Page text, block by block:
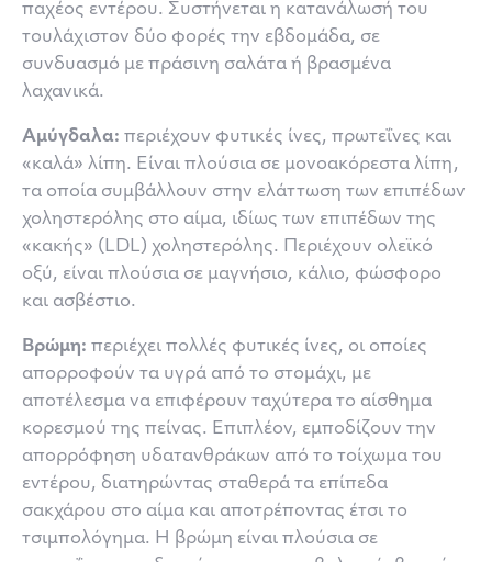
παχέος εντέρου. Συστήνεται η κατανάλωσή του
τουλάχιστον δύο φορές την εβδομάδα, σε
συνδυασμό με πράσινη σαλάτα ή βρασμένα
λαχανικά.
Αμύγδαλα: περιέχουν φυτικές ίνες, πρωτεΐνες και
«καλά» λίπη. Είναι πλούσια σε μονοακόρεστα λίπη,
τα οποία συμβάλλουν στην ελάττωση των επιπέδων
χοληστερόλης στο αίμα, ιδίως των επιπέδων της
«κακής» (LDL) χοληστερόλης. Περιέχουν ολεϊκό
οξύ, είναι πλούσια σε μαγνήσιο, κάλιο, φώσφορο
και ασβέστιο.
Βρώμη: περιέχει πολλές φυτικές ίνες, οι οποίες
απορροφούν τα υγρά από το στομάχι, με
αποτέλεσμα να επιφέρουν ταχύτερα το αίσθημα
κορεσμού της πείνας. Επιπλέον, εμποδίζουν την
απορρόφηση υδατανθράκων από το τοίχωμα του
εντέρου, διατηρώντας σταθερά τα επίπεδα
σακχάρου στο αίμα και αποτρέποντας έτσι το
τσιμπολόγημα. Η βρώμη είναι πλούσια σε